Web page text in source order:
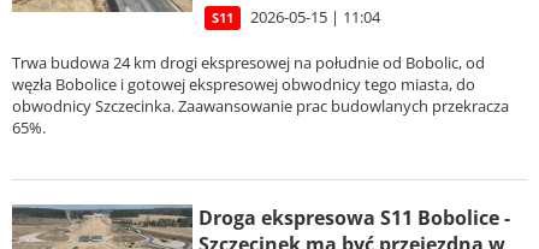
S11 2026-05-15 | 11:04
Trwa budowa 24 km drogi ekspresowej na południe od Bobolic, od
węzła Bobolice i gotowej ekspresowej obwodnicy tego miasta, do
obwodnicy Szczecinka. Zaawansowanie prac budowlanych przekracza
65%.
Droga ekspresowa S11 Bobolice -
Szczecinek ma być przejezdna w